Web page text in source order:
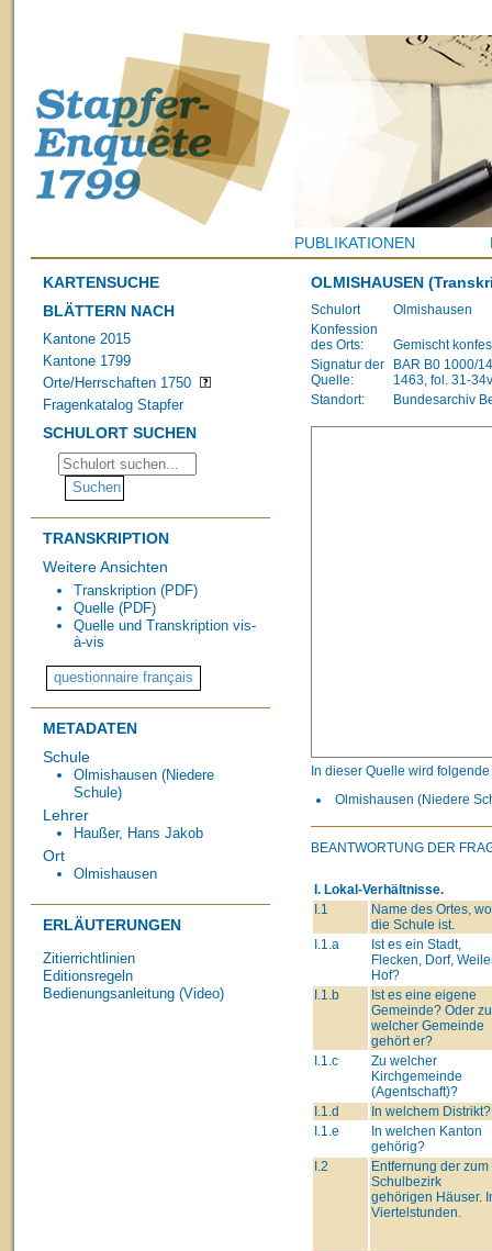
PUBLIKATIONEN
KARTENSUCHE
BLÄTTERN NACH
Kantone 2015
Kantone 1799
Orte/Herrschaften 1750
Fragenkatalog Stapfer
SCHULORT SUCHEN
TRANSKRIPTION
Weitere Ansichten
Transkription (PDF)
Quelle (PDF)
Quelle und Transkription vis-
à-vis
METADATEN
Schule
Olmishausen (Niedere
Schule)
Lehrer
Haußer, Hans Jakob
Ort
Olmishausen
ERLÄUTERUNGEN
Zitierrichtlinien
Editionsregeln
Bedienungsanleitung (Video)
OLMISHAUSEN
Schulort
Olmishausen
Konfession
des Orts:
Gemischt
Signatur der
Quelle:
BAR B0 1000/
1463, fol. 31-34v
Standort:
Bundesarchiv
In dieser Quelle wird
Olmishausen (Niedere
BEANTWORTUNG DER
I. Lokal-Verhältnisse.
I.1
Name des Ortes, wo
die Schule ist.
I.1.a
Ist es ein Stadt,
Flecken, Dorf,
Hof?
I.1.b
Ist es eine eigene
Gemeinde? Oder zu
welcher Gemeinde
gehört er?
I.1.c
Zu welcher
Kirchgemeinde
(Agentschaft)?
I.1.d
In welchem Distrikt?
I.1.e
In welchen Kanton
gehörig?
I.2
Entfernung der zum
Schulbezirk
gehörigen Häuser.
Viertelstunden.